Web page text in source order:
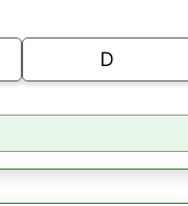
D